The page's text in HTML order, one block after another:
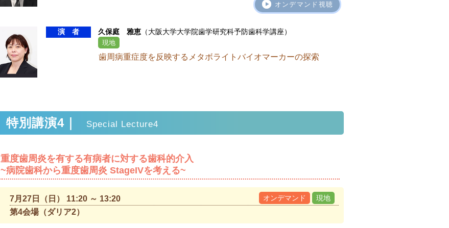
オンデマンド視聴
演 者 久保庭 雅恵 （大阪大学大学院歯学研究科予防歯科学講座）
現地
歯周病重症度を反映するメタボライトバイオマーカーの探索
特別講演4｜ Special Lecture4
重度歯周炎を有する有病者に対する歯科的介入
~病院歯科から重度歯周炎 StageIVを考える~
7月27日（日） 11:20 ～ 13:20 オンデマンド 現地
第4会場（ダリア2）